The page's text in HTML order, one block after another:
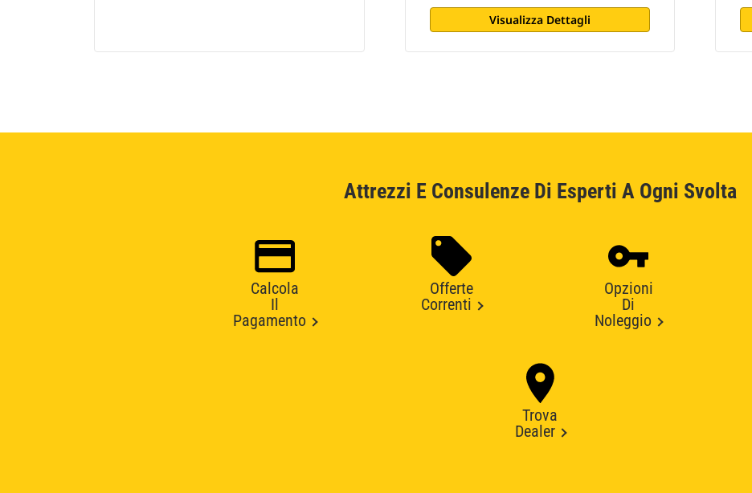
Visualizza Dettagli
Attrezzi E Consulenze Di Esperti A Ogni Svolta
Calcola
Il
Pagamento
Offerte
Correnti
Opzioni
Di
Noleggio
Trova
Dealer